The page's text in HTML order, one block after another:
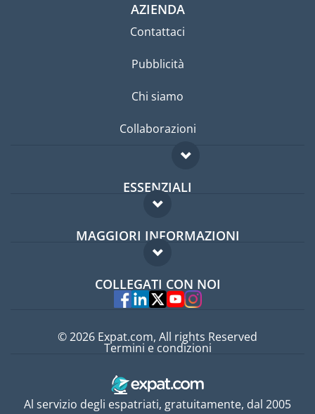
AZIENDA
Contattaci
Pubblicità
Chi siamo
Collaborazioni
ESSENZIALI
Forum per expat
Guida per expat
MAGGIORI INFORMAZIONI
Domande frequenti
Esperti
COLLEGATI CON NOI
Al servizio degli espatriati, gratuitamente, dal 2005
© 2026 Expat.com, All rights Reserved
Termini e condizioni